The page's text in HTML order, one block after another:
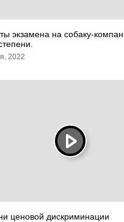
экзамена на собаку-
2022
ценовой дискриминации